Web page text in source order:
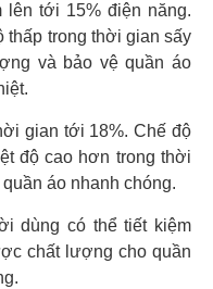
lên tới 15% điện năng.
thấp trong thời gian sấy
và bảo vệ quần áo
gian tới 18%. Chế độ
độ cao hơn trong thời
áo nhanh chóng.
dùng có thể tiết kiệm
chất lượng cho quần